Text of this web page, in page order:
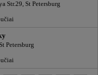
Str.29, St Petersburg
Petersburg